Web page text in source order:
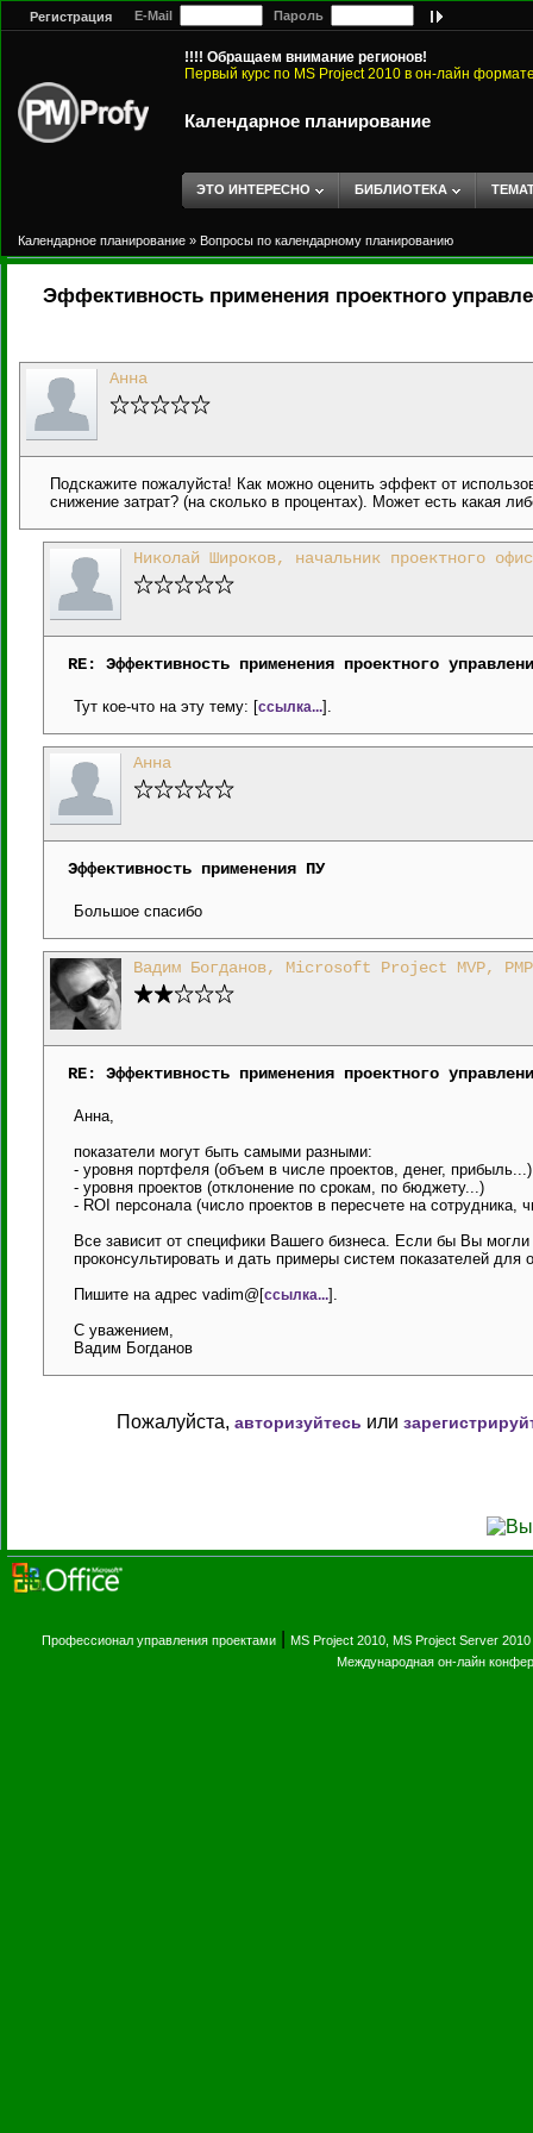
Регистрация E-Mail Пароль
!!!! Обращаем внимание регионов!
Первый курс по MS Project 2010 в он-лайн
Календарное планирование
ЭТО ИНТЕРЕСНО БИБЛИОТЕКА
Календарное планирование » Вопросы по календарному планированию
Эффективность применения проектного
Анна
Подскажите пожалуйста! Как можно оценить эффект от
снижение затрат? (на сколько в процентах). Может есть какая
Николай Широков, начальник проектного
RE: Эффективность применения проектного
Тут кое-что на эту тему: [ссылка...].
Анна
Эффективность применения ПУ
Большое спасибо
Вадим Богданов, Microsoft Project MVP,
RE: Эффективность применения проектного
Анна,
показатели могут быть самыми разными:
- уровня портфеля (объем в числе проектов, денег, прибыль...)
- уровня проектов (отклонение по срокам, по бюджету...)
- ROI персонала (число проектов в пересчете на сотрудника,
Все зависит от специфики Вашего бизнеса. Если бы Вы
проконсультировать и дать примеры систем показателей
Пишите на адрес vadim@[ссылка...].
С уважением,
Вадим Богданов
Пожалуйста, авторизуйтесь или
Профессионал управления проектами MS Project 2010, MS Project Server 2010
Международная он-лайн